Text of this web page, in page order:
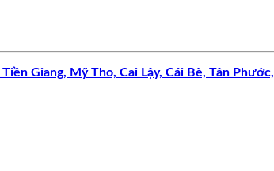
Tiền Giang, Mỹ Tho, Cai Lậy, Cái Bè, Tân